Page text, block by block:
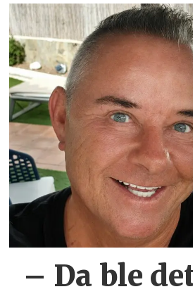
– Da ble